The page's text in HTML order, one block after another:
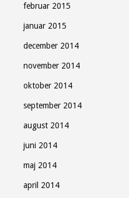
februar 2015
januar 2015
december 2014
november 2014
oktober 2014
september 2014
august 2014
juni 2014
maj 2014
april 2014